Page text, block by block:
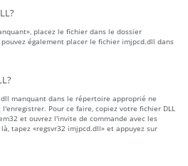
placez le fichier dans le dossier
également placer le fichier imjpcd.dll dans
manquant dans le répertoire approprié ne
Pour ce faire, copiez votre fichier DLL
et ouvrez l'invite de commande avec les
tapez «regsvr32 imjpcd.dll» et appuyez sur